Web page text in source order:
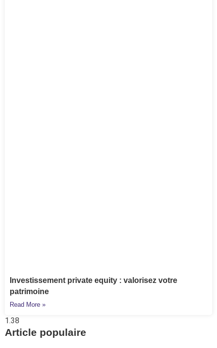
Investissement private equity : valorisez votre
patrimoine
Read More »
Article populaire